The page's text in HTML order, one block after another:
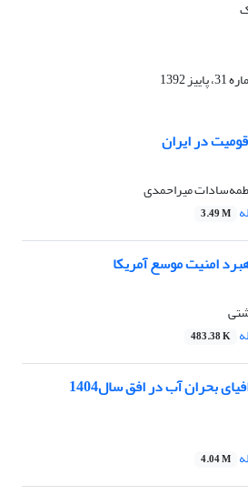
در ایران
میراحمدی
3.49 M
امنیت موسع آمریکا
483.38 K
بحران آب در افق سال1404
4.04 M